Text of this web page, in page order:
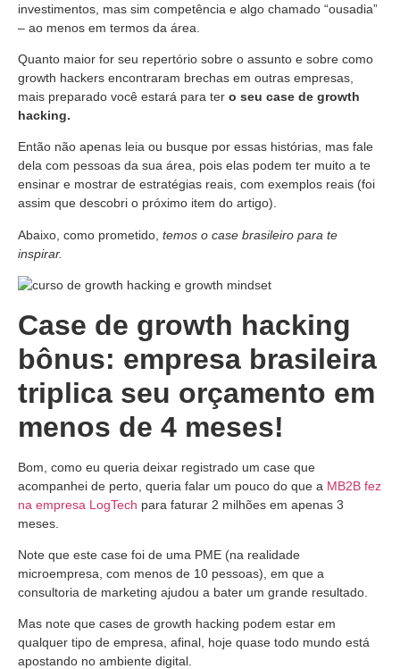
investimentos, mas sim competência e algo chamado “ousadia”
– ao menos em termos da área.
Quanto maior for seu repertório sobre o assunto e sobre como
growth hackers encontraram brechas em outras empresas,
mais preparado você estará para ter o seu case de growth
hacking.
Então não apenas leia ou busque por essas histórias, mas fale
dela com pessoas da sua área, pois elas podem ter muito a te
ensinar e mostrar de estratégias reais, com exemplos reais (foi
assim que descobri o próximo item do artigo).
Abaixo, como prometido, temos o case brasileiro para te
inspirar.
Case de growth hacking
bônus: empresa brasileira
triplica seu orçamento em
menos de 4 meses!
Bom, como eu queria deixar registrado um case que
acompanhei de perto, queria falar um pouco do que a MB2B fez
na empresa LogTech para faturar 2 milhões em apenas 3
meses.
Note que este case foi de uma PME (na realidade
microempresa, com menos de 10 pessoas), em que a
consultoria de marketing ajudou a bater um grande resultado.
Mas note que cases de growth hacking podem estar em
qualquer tipo de empresa, afinal, hoje quase todo mundo está
apostando no ambiente digital.